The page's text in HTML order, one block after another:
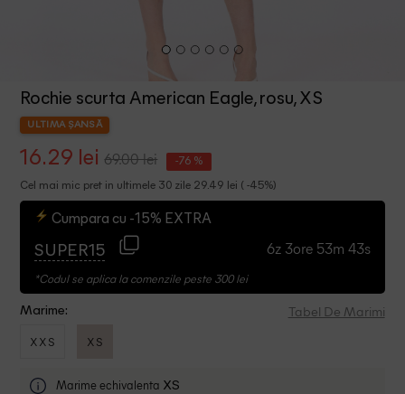
Rochie scurta American Eagle, rosu, XS
ULTIMA ȘANSĂ
16.29 lei 69.00 lei -76 %
Cel mai mic pret in ultimele 30 zile 29.49 lei ( -45%)
Cumpara cu -15% EXTRA
SUPER15 6z 3ore 53m 43s
*Codul se aplica la comenzile peste 300 lei
Marime: Tabel De Marimi
XXS XS
Marime echivalenta XS